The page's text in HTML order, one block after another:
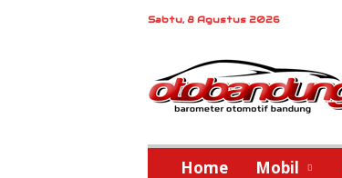
Sabtu, 8 Agustus 2026
b
Home Mobil